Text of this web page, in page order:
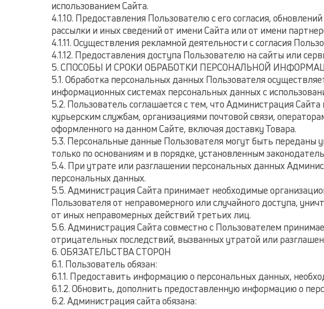
использованием Сайта.
4.1.10. Предоставления Пользователю с его согласия,
рассылки и иных сведений от имени Сайта или от имени
4.1.11. Осуществления рекламной деятельности с согласия
4.1.12. Предоставления доступа Пользователю на сайты или
5. СПОСОБЫ И СРОКИ ОБРАБОТКИ ПЕРСОНАЛЬНОЙ
5.1. Обработка персональных данных Пользователя
информационных системах персональных данных с
5.2. Пользователь соглашается с тем, что Администрация
курьерским службам, организациями почтовой связи,
оформленного на данном Сайте, включая доставку Товара.
5.3. Персональные данные Пользователя могут быть переданы
только по основаниям и в порядке, установленным
5.4. При утрате или разглашении персональных данных
персональных данных.
5.5. Администрация Сайта принимает необходимые
Пользователя от неправомерного или случайного доступа,
от иных неправомерных действий третьих лиц.
5.6. Администрация Сайта совместно с Пользователем
отрицательных последствий, вызванных утратой или
6. ОБЯЗАТЕЛЬСТВА СТОРОН
6.1. Пользователь обязан:
6.1.1. Предоставить информацию о персональных данных,
6.1.2. Обновить, дополнить предоставленную информацию о
6.2. Администрация сайта обязана: